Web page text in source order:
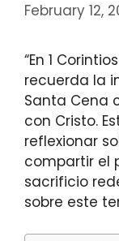
February 12,
“En 1
recuerda la
Santa Cena
con Cristo.
reflexionar
compartir el
sacrificio
sobre este